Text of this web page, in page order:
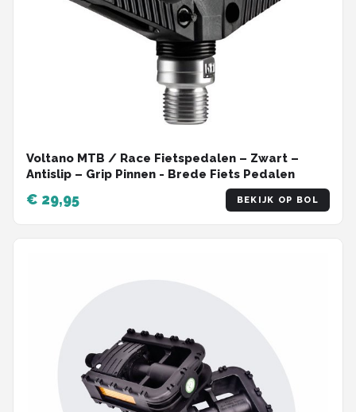
Voltano MTB / Race Fietspedalen – Zwart –
Antislip – Grip Pinnen - Brede Fiets Pedalen
€ 29,95 BEKIJK OP BOL